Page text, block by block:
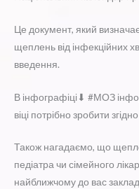
Це документ, який визначає
щеплень від інфекційних
введення.
В інфографіці⬇ #МОЗ
віці потрібно зробити
Також нагадаємо, що
педіатра чи сімейного
найближчому до вас